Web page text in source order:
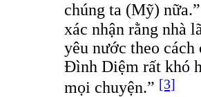
chúng ta (Mỹ)
xác nhận rằng nhà
yêu nước theo
Ðình Diệm rất khó
mọi chuyện.” [3]